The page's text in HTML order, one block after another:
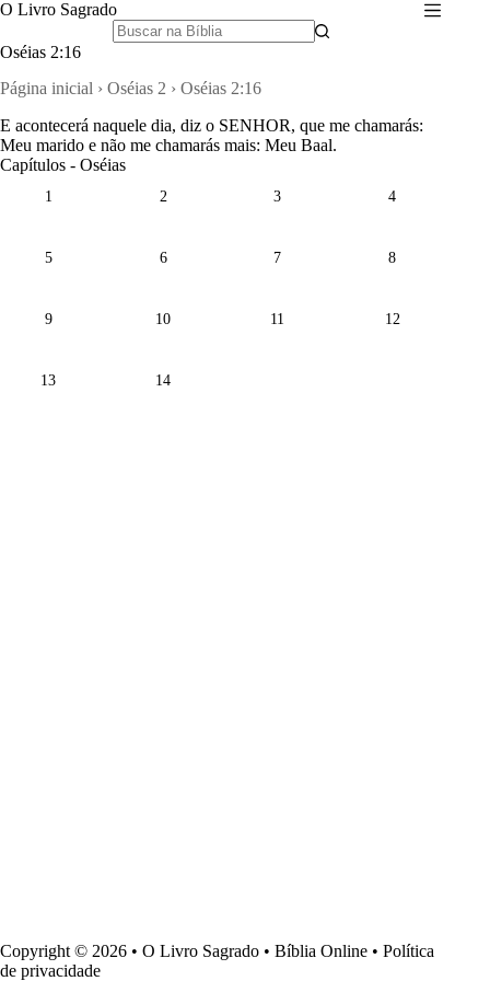
Pular
o
O Livro Sagrado
Oséias 2:16
Página inicial › Oséias 2 › Oséias 2:16
E acontecerá naquele dia, diz o SENHOR, que me chamarás:
Meu marido e não me chamarás mais: Meu Baal.
Capítulos - Oséias
1 2 3 4
5 6 7 8
9 10 11 12
13 14
Copyright © 2026 • O Livro Sagrado • Bíblia Online • Política
de privacidade